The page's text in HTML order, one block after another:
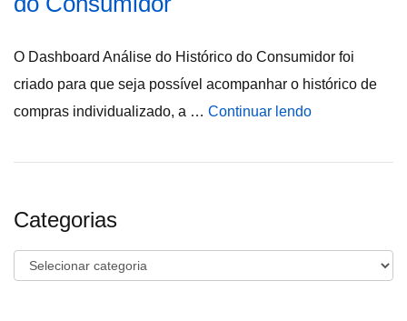
O Dashboard Análise do Histórico do Consumidor foi
criado para que seja possível acompanhar o histórico de
compras individualizado, a … Continuar lendo
Categorias
Categorias